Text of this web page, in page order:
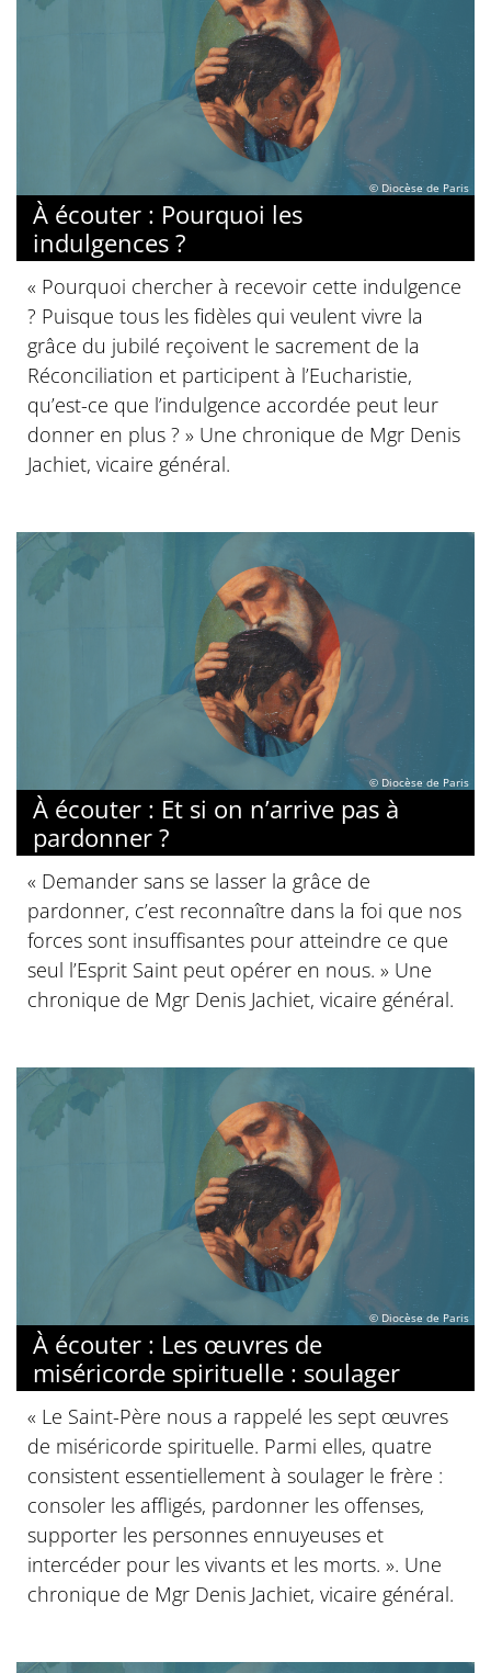
© Diocèse de Paris
À écouter : Pourquoi les
indulgences ?
« Pourquoi chercher à recevoir cette indulgence
? Puisque tous les fidèles qui veulent vivre la
grâce du jubilé reçoivent le sacrement de la
Réconciliation et participent à l’Eucharistie,
qu’est-ce que l’indulgence accordée peut leur
donner en plus ? » Une chronique de Mgr Denis
Jachiet, vicaire général.
© Diocèse de Paris
À écouter : Et si on n’arrive pas à
pardonner ?
« Demander sans se lasser la grâce de
pardonner, c’est reconnaître dans la foi que nos
forces sont insuffisantes pour atteindre ce que
seul l’Esprit Saint peut opérer en nous. » Une
chronique de Mgr Denis Jachiet, vicaire général.
© Diocèse de Paris
À écouter : Les œuvres de
miséricorde spirituelle : soulager
« Le Saint-Père nous a rappelé les sept œuvres
de miséricorde spirituelle. Parmi elles, quatre
consistent essentiellement à soulager le frère :
consoler les affligés, pardonner les offenses,
supporter les personnes ennuyeuses et
intercéder pour les vivants et les morts. ». Une
chronique de Mgr Denis Jachiet, vicaire général.